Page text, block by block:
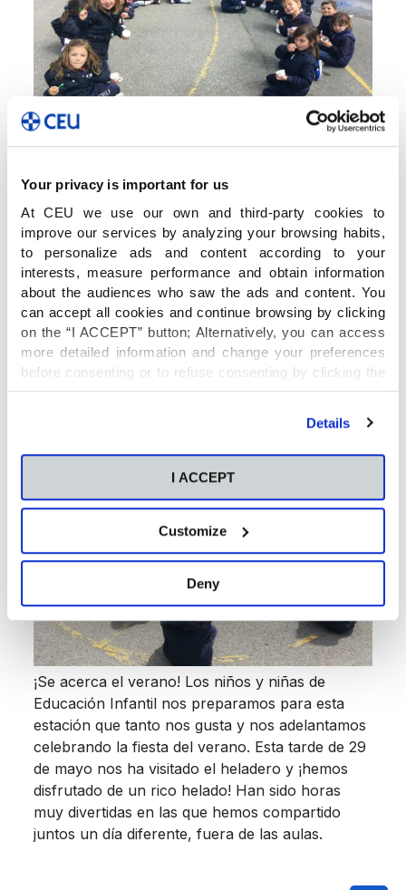
Your privacy is important for us
At CEU we use our own and third-party cookies to
improve our services by analyzing your browsing habits,
to personalize ads and content according to your
interests, measure performance and obtain information
about the audiences who saw the ads and content. You
can accept all cookies and continue browsing by clicking
on the “I ACCEPT” button; Alternatively, you can access
more detailed information and change your preferences
before consenting or to refuse consenting by clicking the
"Personalize" button. For more information you can visit
Details
I ACCEPT
Customize
Deny
¡Se acerca el verano! Los niños y niñas de
Educación Infantil nos preparamos para esta
estación que tanto nos gusta y nos adelantamos
celebrando la fiesta del verano. Esta tarde de 29
de mayo nos ha visitado el heladero y ¡hemos
disfrutado de un rico helado! Han sido horas
muy divertidas en las que hemos compartido
juntos un día diferente, fuera de las aulas.